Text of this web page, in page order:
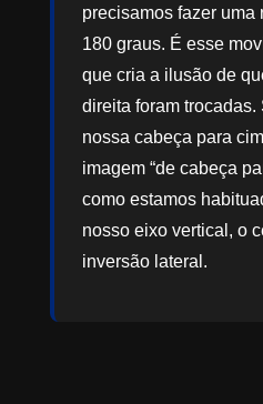
precisamos fazer uma
180 graus. É esse
que cria a ilusão de
direita foram trocadas.
nossa cabeça para
imagem “de cabeça
como estamos
nosso eixo vertical, o
inversão lateral.